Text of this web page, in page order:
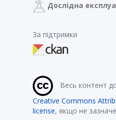
Дослідна
За підтримки
Весь контент
Creative Commons
license, якщо не